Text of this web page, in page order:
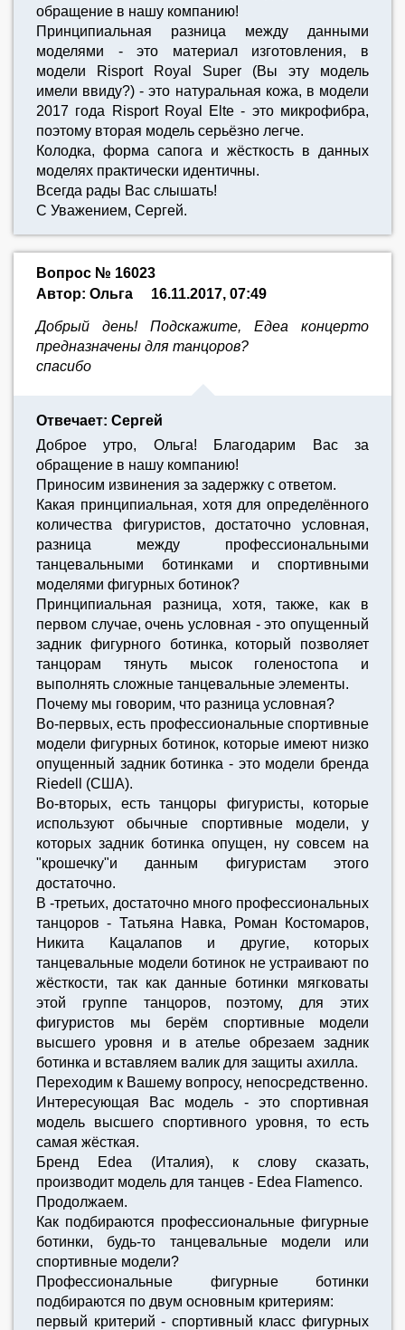
обращение в нашу компанию!
Принципиальная разница между данными
моделями - это материал изготовления, в
модели Risport Royal Super (Вы эту модель
имели ввиду?) - это натуральная кожа, в модели
2017 года Risport Royal Elte - это микрофибра,
поэтому вторая модель серьёзно легче.
Колодка, форма сапога и жёсткость в данных
моделях практически идентичны.
Всегда рады Вас слышать!
С Уважением, Сергей.
Вопрос № 16023
Автор: Ольга
16.11.2017, 07:49
Добрый день! Подскажите, Eдеа концерто
предназначены для танцоров?
спасибо
Отвечает: Сергей
Доброе утро, Ольга! Благодарим Вас за
обращение в нашу компанию!
Приносим извинения за задержку с ответом.
Какая принципиальная, хотя для определённого
количества фигуристов, достаточно условная,
разница между профессиональными
танцевальными ботинками и спортивными
моделями фигурных ботинок?
Принципиальная разница, хотя, также, как в
первом случае, очень условная - это опущенный
задник фигурного ботинка, который позволяет
танцорам тянуть мысок голеностопа и
выполнять сложные танцевальные элементы.
Почему мы говорим, что разница условная?
Во-первых, есть профессиональные спортивные
модели фигурных ботинок, которые имеют низко
опущенный задник ботинка - это модели бренда
Riedell (США).
Во-вторых, есть танцоры фигуристы, которые
используют обычные спортивные модели, у
которых задник ботинка опущен, ну совсем на
"крошечку"и данным фигуристам этого
достаточно.
В -третьих, достаточно много профессиональных
танцоров - Татьяна Навка, Роман Костомаров,
Никита Кацалапов и другие, которых
танцевальные модели ботинок не устраивают по
жёсткости, так как данные ботинки мягковаты
этой группе танцоров, поэтому, для этих
фигуристов мы берём спортивные модели
высшего уровня и в ателье обрезаем задник
ботинка и вставляем валик для защиты ахилла.
Переходим к Вашему вопросу, непосредственно.
Интересующая Вас модель - это спортивная
модель высшего спортивного уровня, то есть
самая жёсткая.
Бренд Edea (Италия), к слову сказать,
производит модель для танцев - Edea Flamenco.
Продолжаем.
Как подбираются профессиональные фигурные
ботинки, будь-то танцевальные модели или
спортивные модели?
Профессиональные фигурные ботинки
подбираются по двум основным критериям:
первый критерий - спортивный класс фигурных